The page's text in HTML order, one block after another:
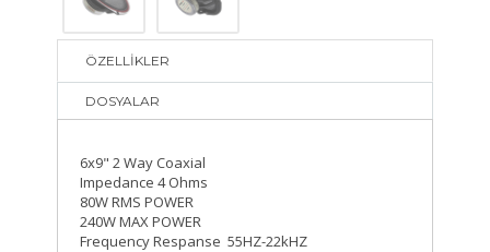
ÖZELLİKLER
DOSYALAR
6x9" 2 Way Coaxial
Impedance 4 Ohms
80W RMS POWER
240W MAX POWER
Frequency Respanse 55HZ-22kHZ